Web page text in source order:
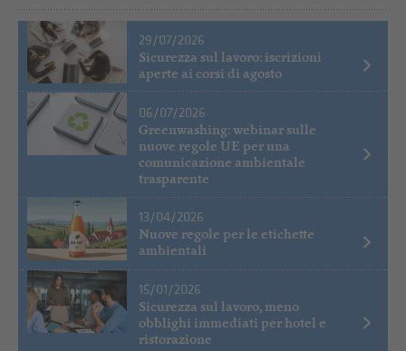
29/07/2026
Sicurezza sul lavoro: iscrizioni
aperte ai corsi di agosto
06/07/2026
Greenwashing: webinar sulle
nuove regole UE per una
comunicazione ambientale
trasparente
13/04/2026
Nuove regole per le etichette
ambientali
15/01/2026
Sicurezza sul lavoro, meno
obblighi immediati per hotel e
ristorazione